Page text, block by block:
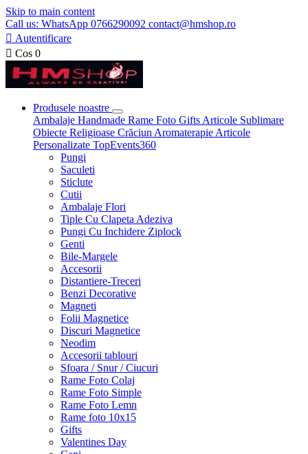
Skip to main content
Call us: WhatsApp 0766290092 contact@hmshop.ro
 Autentificare
 Cos 0
Produsele noastre
Ambalaje Handmade Rame Foto Gifts Articole Sublimare
Obiecte Religioase Crăciun Aromaterapie Articole
Personalizate TopEvents360
Pungi
Saculeti
Sticlute
Cutii
Ambalaje Flori
Tiple Cu Clapeta Adeziva
Pungi Cu Inchidere Ziplock
Genti
Bile-Margele
Accesorii
Distantiere-Treceri
Benzi Decorative
Magneti
Folii Magnetice
Discuri Magnetice
Neodim
Accesorii tablouri
Sfoara / Snur / Ciucuri
Rame Foto Colaj
Rame Foto Simple
Rame Foto Lemn
Rame foto 10x15
Gifts
Valentines Day